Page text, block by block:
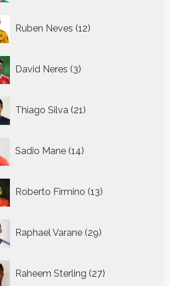
Ruben Neves 12
producten
David Neres 3
producten
Thiago Silva 21
producten
Sadio Mane 14
producten
Roberto Firmino 13
producten
Raphael Varane 29
producten
Raheem Sterling 27
producten